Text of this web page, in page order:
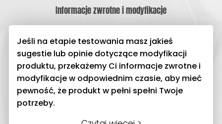
Informacje zwrotne i modyfikacje
Jeśli na etapie testowania masz jakieś
sugestie lub opinie dotyczące modyfikacji
produktu, przekażemy Ci informacje zwrotne i
modyfikacje w odpowiednim czasie, aby mieć
pewność, że produkt w pełni spełni Twoje
potrzeby.